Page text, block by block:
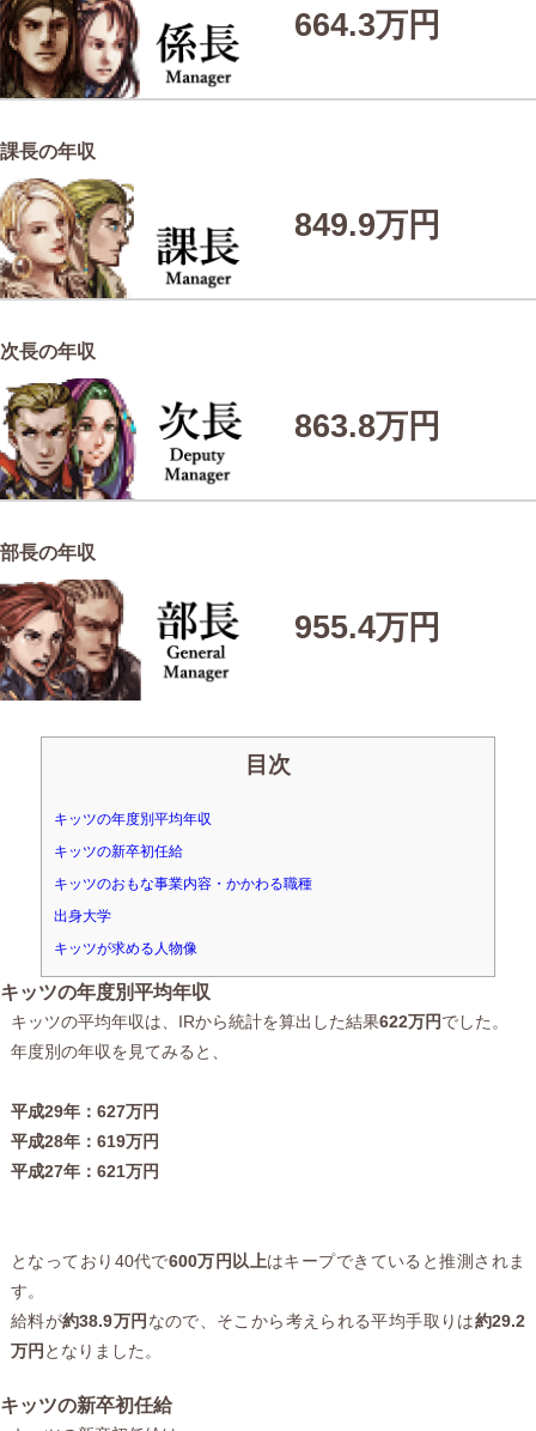
664.3万円
課長の年収
849.9万円
次長の年収
863.8万円
部長の年収
955.4万円
目次
キッツの年度別平均年収
キッツの新卒初任給
キッツのおもな事業内容・かかわる職種
出身大学
キッツが求める人物像
キッツの年度別平均年収
キッツの平均年収は、IRから統計を算出した結果622万円でした。
年度別の年収を見てみると、
平成29年：627万円
平成28年：619万円
平成27年：621万円
となっており40代で600万円以上はキープできていると推測されま
す。
給料が約38.9万円 なので、そこから考えられる平均手取りは約29.2
万円 となりました。
キッツの新卒初任給